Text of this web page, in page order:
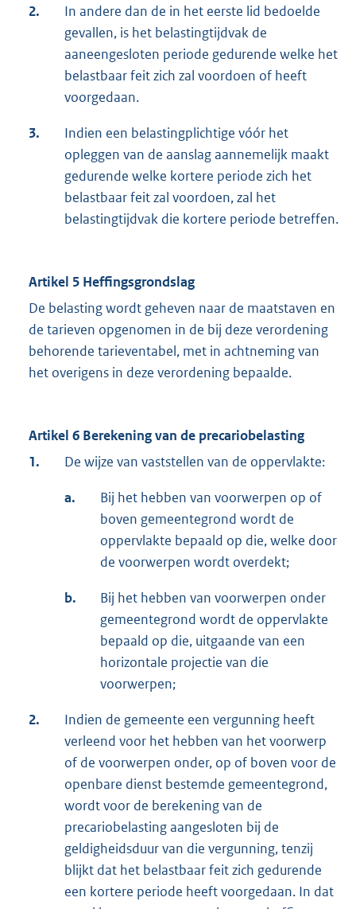
2.
In andere dan de in het eerste lid bedoelde
gevallen, is het belastingtijdvak de
aaneengesloten periode gedurende welke het
belastbaar feit zich zal voordoen of heeft
voorgedaan.
3.
Indien een belastingplichtige vóór het
opleggen van de aanslag aannemelijk maakt
gedurende welke kortere periode zich het
belastbaar feit zal voordoen, zal het
belastingtijdvak die kortere periode betreffen.
Artikel 5 Heffingsgrondslag
De belasting wordt geheven naar de maatstaven en
de tarieven opgenomen in de bij deze verordening
behorende tarieventabel, met in achtneming van
het overigens in deze verordening bepaalde.
Artikel 6 Berekening van de precariobelasting
1.
De wijze van vaststellen van de oppervlakte:
a.
Bij het hebben van voorwerpen op of
boven gemeentegrond wordt de
oppervlakte bepaald op die, welke door
de voorwerpen wordt overdekt;
b.
Bij het hebben van voorwerpen onder
gemeentegrond wordt de oppervlakte
bepaald op die, uitgaande van een
horizontale projectie van die
voorwerpen;
2.
Indien de gemeente een vergunning heeft
verleend voor het hebben van het voorwerp
of de voorwerpen onder, op of boven voor de
openbare dienst bestemde gemeentegrond,
wordt voor de berekening van de
precariobelasting aangesloten bij de
geldigheidsduur van die vergunning, tenzij
blijkt dat het belastbaar feit zich gedurende
een kortere periode heeft voorgedaan. In dat